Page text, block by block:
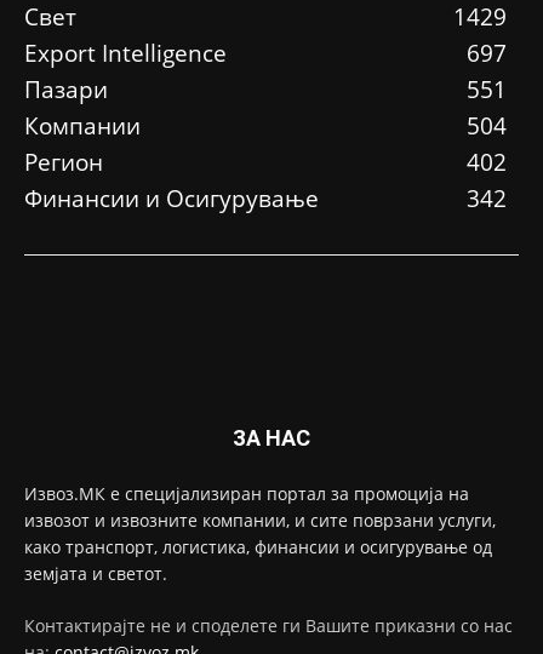
Свет
1429
Еxport Intelligence
697
Пазари
551
Компании
504
Регион
402
Финансии и Осигурување
342
ЗА НАС
Извоз.МК е специјализиран портал за промоција на
извозот и извозните компании, и сите поврзани услуги,
како транспорт, логистика, финансии и осигурување од
земјата и светот.
Контактирајте не и споделете ги Вашите приказни со нас